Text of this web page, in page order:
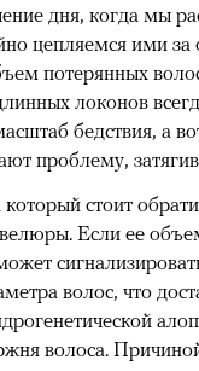
/ 00:00дня, когда мы
цепляемся ими
потерянных
локонов
бедствия, а
проблему,
стоит
Если ее
волос, что
волоса.